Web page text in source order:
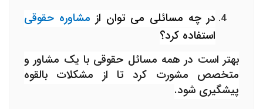
در چه مسائلی می توان از مشاوره حقوقی
استفاده کرد؟
بهتر است در همه مسائل حقوقی با یک مشاور و
متخصص مشورت کرد تا از مشکلات بالقوه
پیشگیری شود.